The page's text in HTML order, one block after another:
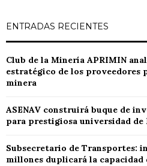
ENTRADAS RECIENTES
Club de la Minería APRIMIN
estratégico de los
minera
ASENAV construirá buque de
para prestigiosa universidad de
Subsecretario de Transportes:
millones duplicará la capacidad